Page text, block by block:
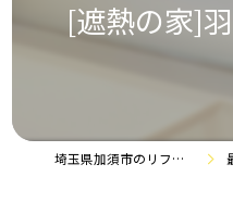
[遮熱の家]
埼玉県加須市のリフォームなら株式会社エアロック